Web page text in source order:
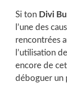
Si ton Divi
l’une des
rencontrées
l’utilisation
encore de
déboguer un